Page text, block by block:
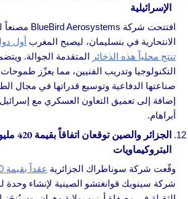
الإسرائيلية
الانتحارية في بنسليمان، ليصبح المغرب أول
تنتج محلياً هذه الذخائر المتقدمة الجوالة.
التكنولوجيا وتدريب الفنيين، مما يعزّز
صناعتها الدفاعية وتوسيع قدراتها في مجال
إضافة إلى تعميق التعاون العسكري مع
أبراهام.
الجزائر
البتروكيماويات
وقّعت شركة سوناطراك الجزائرية عقداً بقيمة 420 مليون دولار
شركة سينوبك قوانغتشو الصينية لإنشاء وحدة